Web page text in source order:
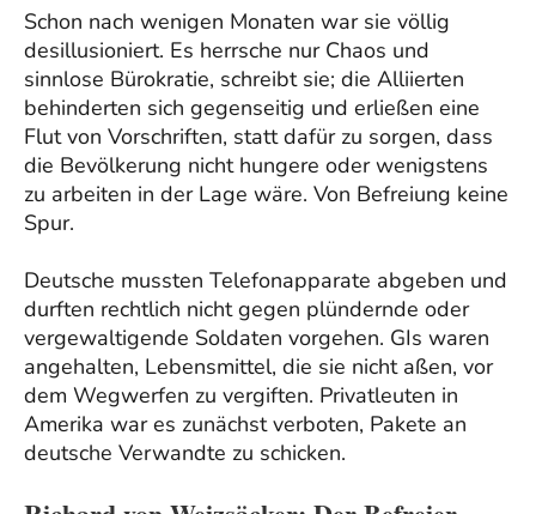
Schon nach wenigen Monaten war sie völlig
desillusioniert. Es herrsche nur Chaos und
sinnlose Bürokratie, schreibt sie; die Alliierten
behinderten sich gegenseitig und erließen eine
Flut von Vorschriften, statt dafür zu sorgen, dass
die Bevölkerung nicht hungere oder wenigstens
zu arbeiten in der Lage wäre. Von Befreiung keine
Spur.
Deutsche mussten Telefonapparate abgeben und
durften rechtlich nicht gegen plündernde oder
vergewaltigende Soldaten vorgehen. GIs waren
angehalten, Lebensmittel, die sie nicht aßen, vor
dem Wegwerfen zu vergiften. Privatleuten in
Amerika war es zunächst verboten, Pakete an
deutsche Verwandte zu schicken.